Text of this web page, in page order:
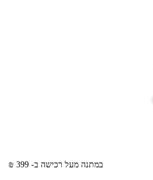
במתנה מעל רכישה ב- 399 ₪